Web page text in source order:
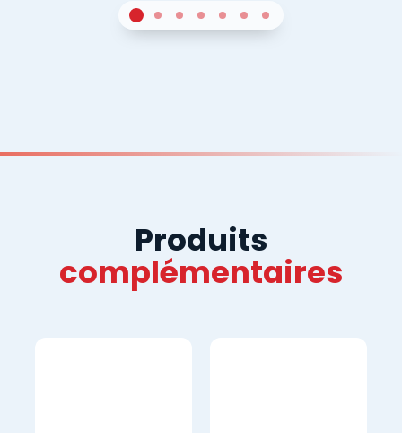
Sur 42Sur 43Sur 44Sur 45Sur 46Sur 47Sur 4
Produits
complémentaires